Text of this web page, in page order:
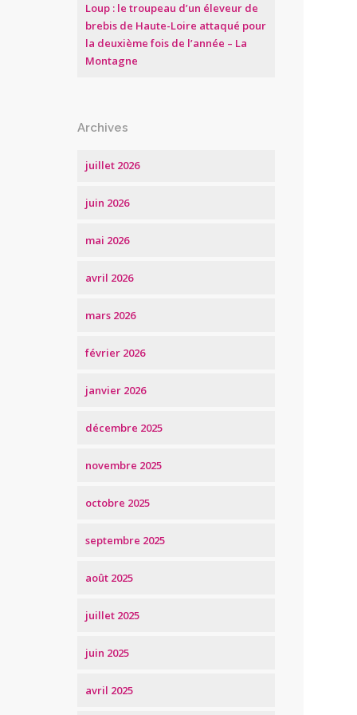
Loup : le troupeau d’un éleveur de
brebis de Haute-Loire attaqué pour
la deuxième fois de l’année – La
Montagne
Archives
juillet 2026
juin 2026
mai 2026
avril 2026
mars 2026
février 2026
janvier 2026
décembre 2025
novembre 2025
octobre 2025
septembre 2025
août 2025
juillet 2025
juin 2025
avril 2025